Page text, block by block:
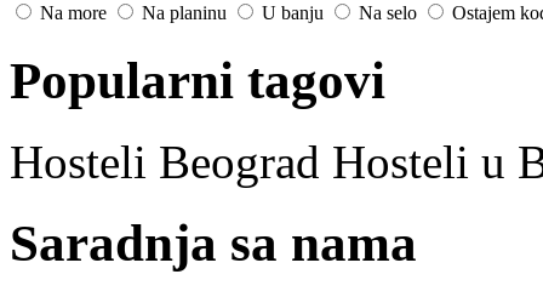
Na more Na planinu U banju Na selo Ostajem
Popularni tagovi
Hosteli Beograd Hosteli u
Saradnja sa nama